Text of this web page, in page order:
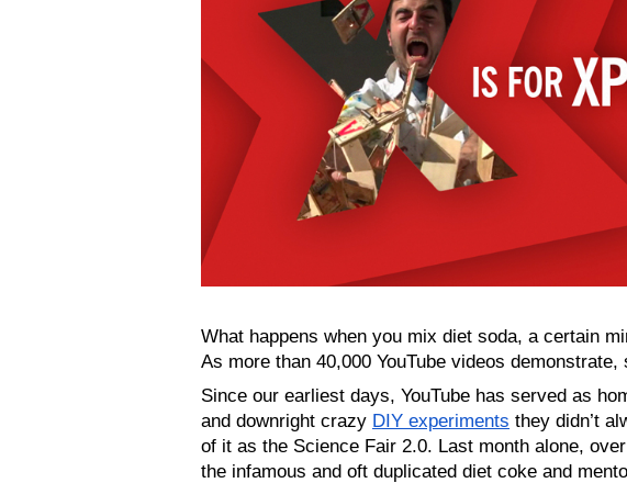
What happens when you mix diet soda, a certain
As more than 40,000 YouTube videos demonstrate,
Since our earliest days, YouTube has served as
and downright crazy DIY experiments they didn’t
of it as the Science Fair 2.0. Last month alone,
the infamous and oft duplicated diet coke and